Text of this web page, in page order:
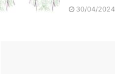
30/04/2024